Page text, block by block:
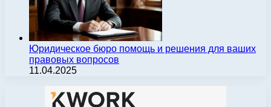
Юридическое бюро помощь и решения для ваших
правовых вопросов
11.04.2025